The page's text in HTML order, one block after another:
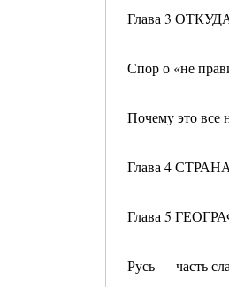
Глава 3
Спор о «не
Почему это все
Глава 4
Глава 5
Русь — часть